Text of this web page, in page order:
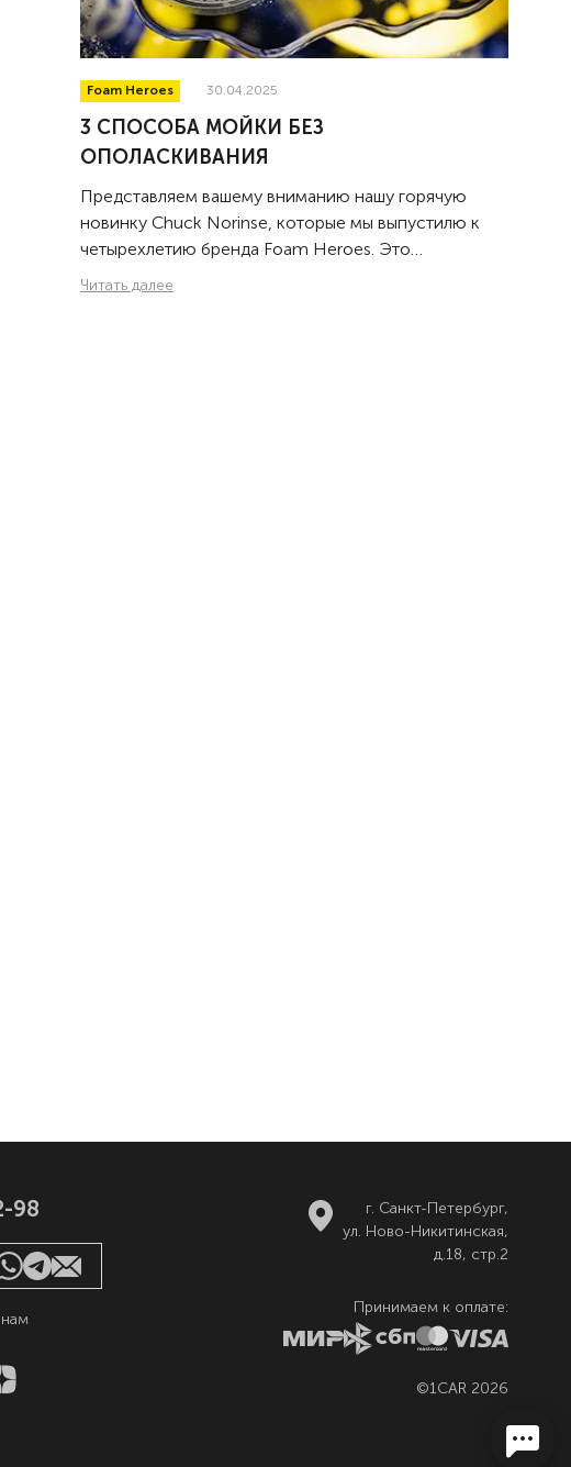
Foam Heroes 30.04.2025
3 СПОСОБА МОЙКИ БЕЗ
ОПОЛАСКИВАНИЯ
Представляем вашему вниманию нашу горячую
новинку Chuck Norinse, которые мы выпустилю к
четырехлетию бренда Foam Heroes. Это
суперконцентрированный керамический шампунь
Читать далее
98
г. Санкт-Петербург,
ул. Ново-Никитинская,
д.18, стр.2
Принимаем к оплате:
©1CAR 2026